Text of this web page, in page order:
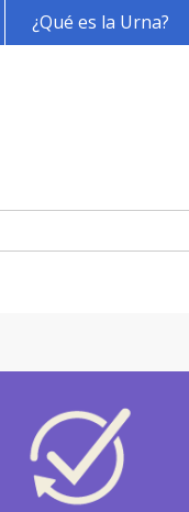
principal
¿Qué es la Urna?